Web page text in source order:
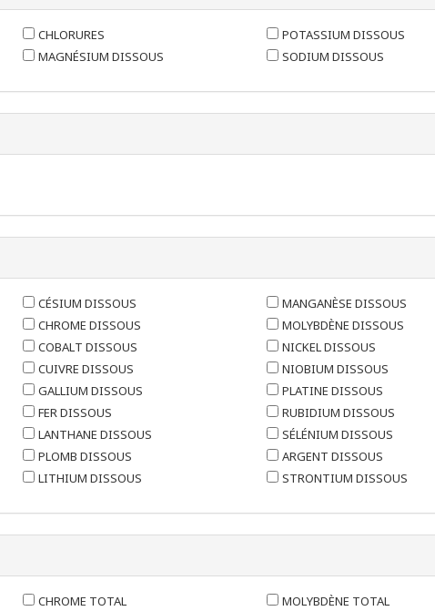
CHLORURES
MAGNÉSIUM DISSOUS
POTASSIUM DISSOUS
SODIUM DISSOUS
CÉSIUM DISSOUS
CHROME DISSOUS
COBALT DISSOUS
CUIVRE DISSOUS
GALLIUM DISSOUS
FER DISSOUS
LANTHANE DISSOUS
PLOMB DISSOUS
LITHIUM DISSOUS
MANGANÈSE DISSOUS
MOLYBDÈNE DISSOUS
NICKEL DISSOUS
NIOBIUM DISSOUS
PLATINE DISSOUS
RUBIDIUM DISSOUS
SÉLÉNIUM DISSOUS
ARGENT DISSOUS
STRONTIUM DISSOUS
CHROME TOTAL
MOLYBDÈNE TOTAL